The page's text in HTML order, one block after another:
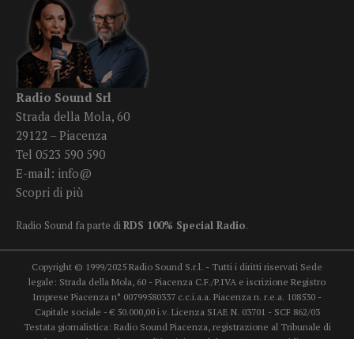
Radio Sound Srl
Strada della Mola, 60
29122 – Piacenza
Tel 0523 590 590
E-mail: info@
Scopri di più
Radio Sound fa parte diRDS 100% Special Radio.
Copyright © 1999/2025 Radio Sound S.r.l. - Tutti i diritti riservati Sede
legale: Strada della Mola, 60 - Piacenza C.F./P.IVA e iscrizione Registro
Imprese Piacenza n° 00799580337 c.c.i.a.a. Piacenza n. r.e.a. 108530 -
Capitale sociale - € 50.000,00 i.v. Licenza SIAE N. 03701 - SCF 862/03
Testata giornalistica: Radio Sound Piacenza, registrazione al Tribunale di